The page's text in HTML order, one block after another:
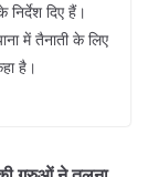
दिए हैं।
में तैनाती के लिए
है।